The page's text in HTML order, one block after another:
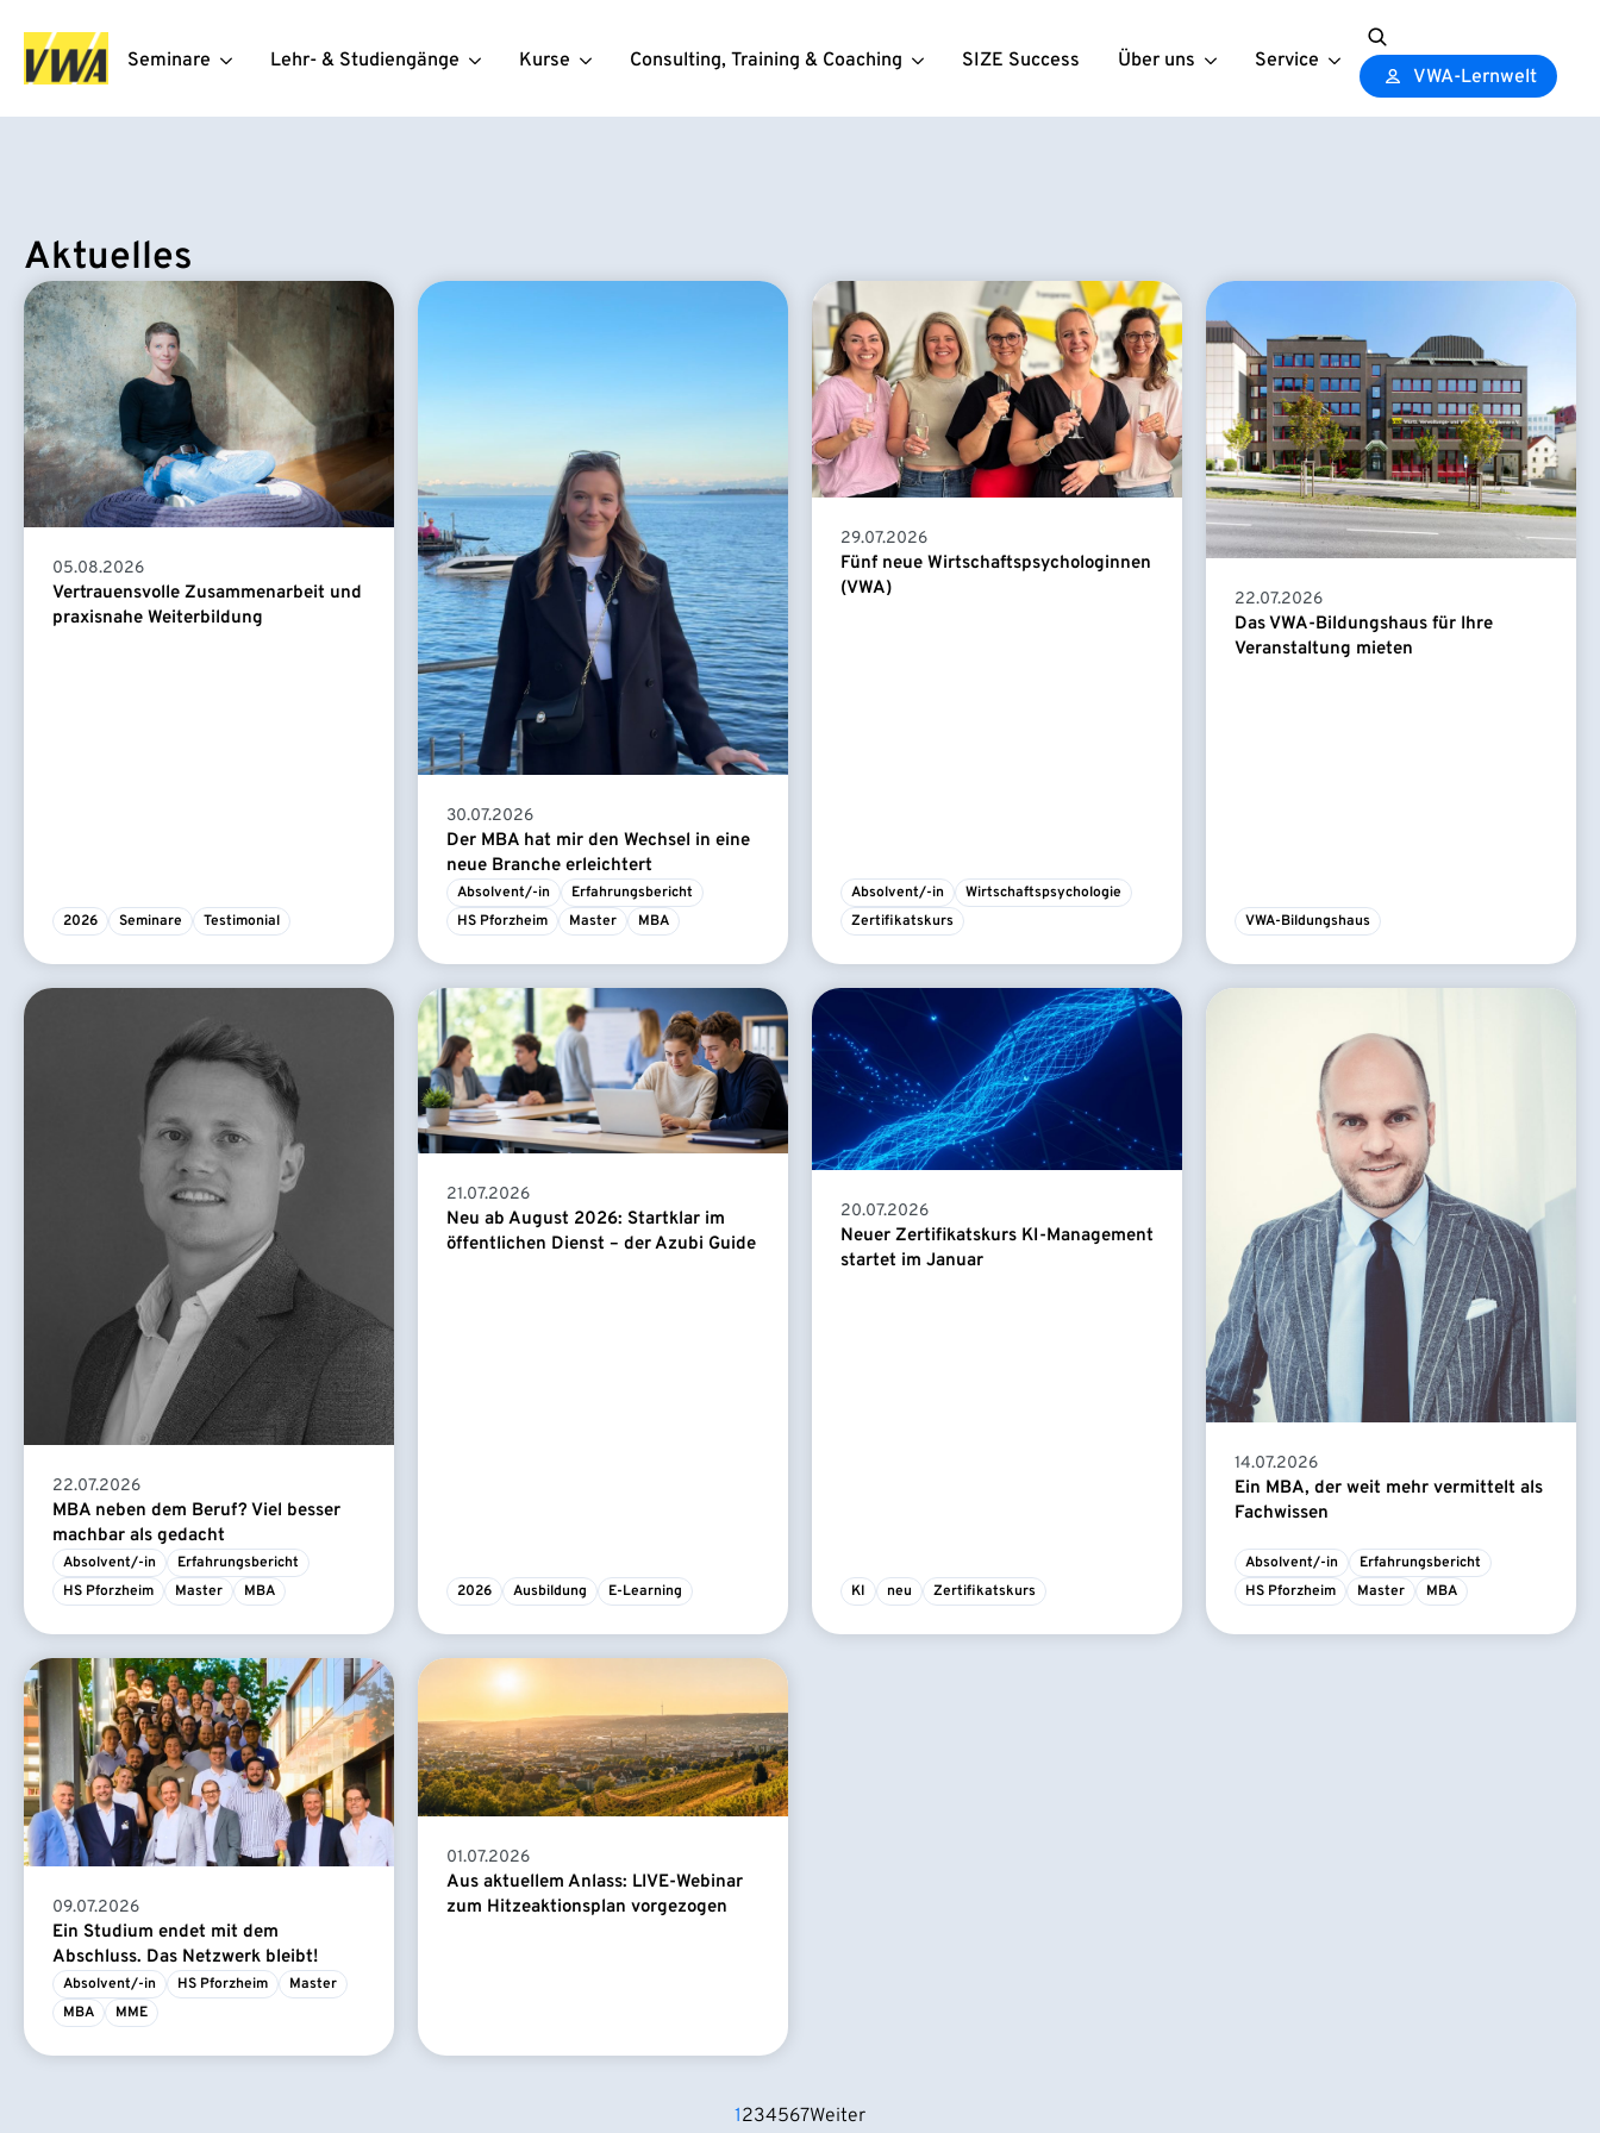
Seminare Lehr- & Studiengänge Kurse Consulting, Training & Coaching SIZE Success Über uns Service
Search
for:
VWA-Lernwelt
Aktuelles
05.08.2026
Vertrauensvolle Zusammenarbeit und
praxisnahe Weiterbildung
2026 Seminare Testimonial
30.07.2026
Der MBA hat mir den Wechsel in eine
neue Branche erleichtert
Absolvent/-in
Erfahrungsbericht
HS Pforzheim
Master MBA
29.07.2026
Fünf neue Wirtschaftspsychologinnen
(VWA)
Absolvent/-in
Wirtschaftspsychologie
Zertifikatskurs
22.07.2026
Das VWA-Bildungshaus für Ihre
Veranstaltung mieten
VWA-Bildungshaus
22.07.2026
MBA neben dem Beruf? Viel besser
machbar als gedacht
Absolvent/-in
Erfahrungsbericht
HS Pforzheim
Master MBA
21.07.2026
Neu ab August 2026: Startklar im
öffentlichen Dienst – der Azubi Guide
2026 Ausbildung E-Learning
20.07.2026
Neuer Zertifikatskurs KI-Management
startet im Januar
KI neu Zertifikatskurs
14.07.2026
Ein MBA, der weit mehr vermittelt als
Fachwissen
Absolvent/-in
Erfahrungsbericht
HS Pforzheim
Master MBA
09.07.2026
Ein Studium endet mit dem
Abschluss. Das Netzwerk bleibt!
Absolvent/-in HS Pforzheim
Master
MBA
MME
01.07.2026
Aus aktuellem Anlass: LIVE-Webinar
zum Hitzeaktionsplan vorgezogen
1234567Weiter